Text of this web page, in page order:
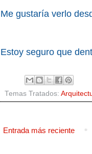
Me gustaría verlo
Estoy seguro que
Temas Tratados:
Entrada más reciente